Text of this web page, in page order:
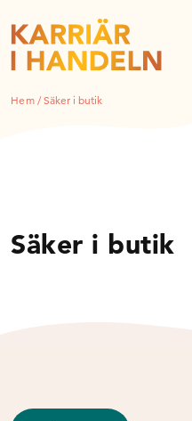
Hem/Säker i butik
Säker i butik